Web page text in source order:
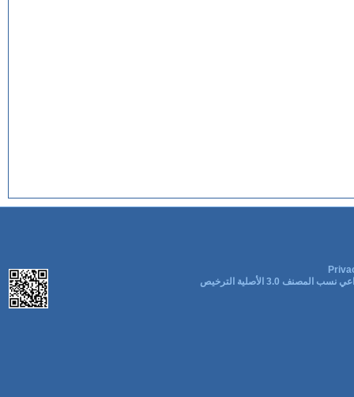
المصنف 3.0 الأصلية الترخيص